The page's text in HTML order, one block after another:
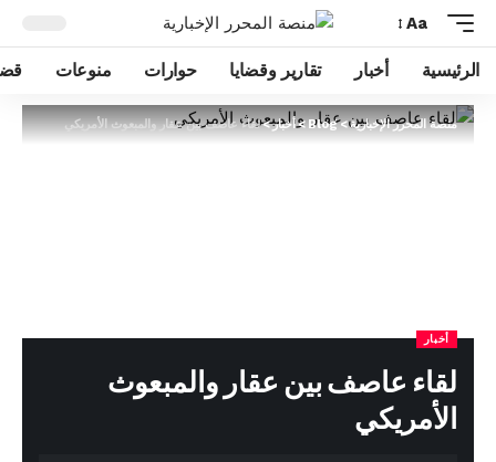
Aa
الرئيسية أخبار تقارير وقضايا حوارات منوعات
منصة المحرر الإخبارية>
Blog
>أخبار>لقاء عاصف بين عقار والمبعوث الأمريكي
أخبار
لقاء عاصف بين عقار والمبعوث
الأمريكي